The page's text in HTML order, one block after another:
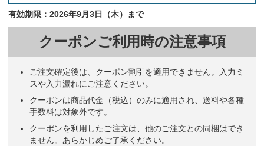
有効期限：2026年9月3日（木）まで
クーポンご利用時の注意事項
ご注文確定後は、クーポン割引を適用できません。入力ミ
スや入力漏れにご注意ください。
クーポンは商品代金（税込）のみに適用され、送料や各種
手数料は対象外です。
クーポンを利用したご注文は、他のご注文との同梱はでき
ません。あらかじめご了承ください。